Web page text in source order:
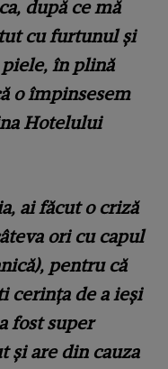
după ce mă
cu furtunul şi
în plină
o împinsesem
Hotelului
ai făcut o criză
ori cu capul
pentru că
cerinţa de a ieşi
fost super
și are din cauza